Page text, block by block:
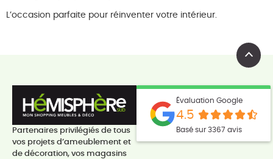
L’occasion parfaite pour réinventer votre intérieur.
Partenaires privilégiés de tous
vos projets d’ameublement et
de décoration, vos magasins
Évaluation Google
4.5
Basé sur 3367 avis